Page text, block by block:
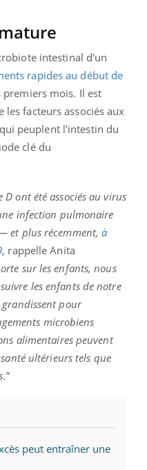
intestinal d'un
rapides au début de
mois. Il est
facteurs associés aux
peuplent l'intestin du
clé du
ont été associés au virus
infection pulmonaire
et plus récemment,à
, rappelle Anita
sur les enfants, nous
les enfants de notre
pour
microbiens
alimentaires peuvent
ultérieurs tels que
.”
peut entraîner une